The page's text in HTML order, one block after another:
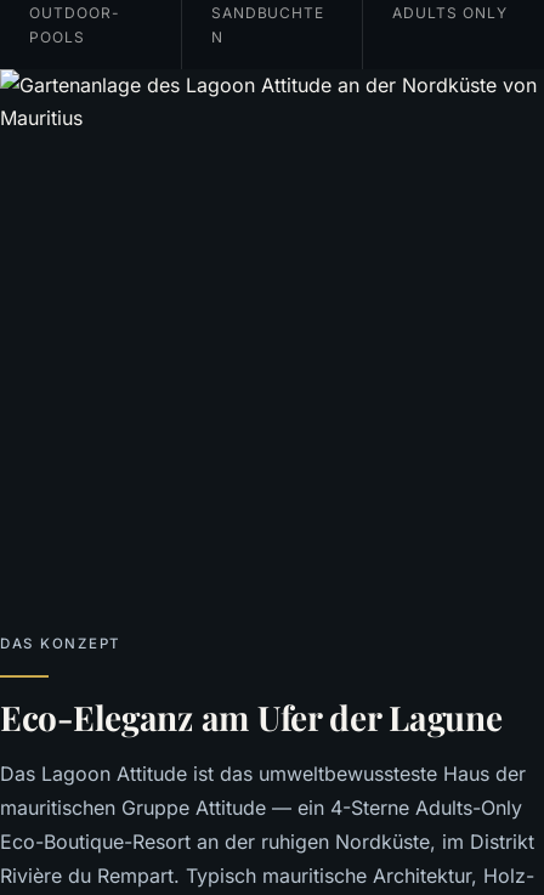
OUTDOOR-
POOLS
SANDBUCHTE
N
ADULTS ONLY
DAS KONZEPT
Eco-Eleganz am Ufer der Lagune
Das Lagoon Attitude ist das umweltbewussteste Haus der
mauritischen Gruppe Attitude — ein 4-Sterne Adults-Only
Eco-Boutique-Resort an der ruhigen Nordküste, im Distrikt
Rivière du Rempart. Typisch mauritische Architektur, Holz-